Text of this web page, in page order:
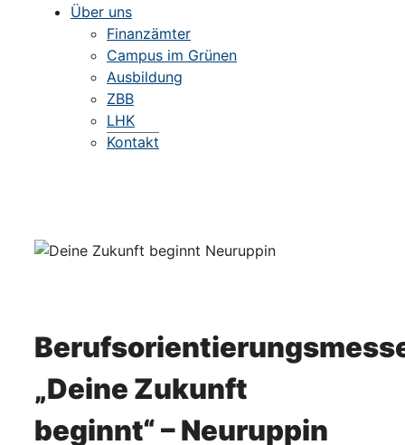
Über uns
Finanzämter
Campus im Grünen
Ausbildung
ZBB
LHK
Kontakt
„Deine Zukunft
beginnt“ – Neuruppin